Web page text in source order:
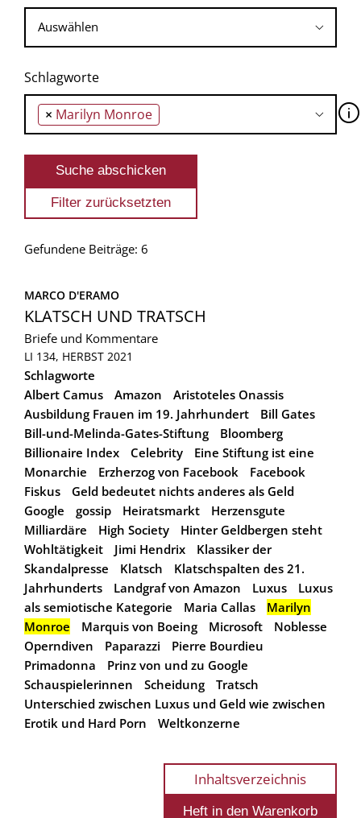
Schlagworte
× Marilyn Monroe 🛈
Gefundene Beiträge: 6
MARCO D'ERAMO
KLATSCH UND TRATSCH
Briefe und Kommentare
LI 134, HERBST 2021
Schlagworte
Albert Camus
Amazon
Aristoteles Onassis
Ausbildung Frauen im 19. Jahrhundert
Bill Gates
Bill-und-Melinda-Gates-Stiftung
Bloomberg
Billionaire Index
Celebrity
Eine Stiftung ist eine
Monarchie
Erzherzog von Facebook
Facebook
Fiskus
Geld bedeutet nichts anderes als Geld
Google
gossip Heiratsmarkt
Herzensgute
Milliardäre
High Society
Hinter Geldbergen steht
Wohltätigkeit
Jimi Hendrix
Klassiker der
Skandalpresse
Klatsch
Klatschspalten des 21.
Jahrhunderts
Landgraf von Amazon Luxus
Luxus
als semiotische Kategorie
Maria Callas
Marilyn
Monroe
Marquis von Boeing Microsoft
Noblesse
Operndiven
Paparazzi
Pierre Bourdieu
Primadonna
Prinz von und zu Google
Schauspielerinnen
Scheidung
Tratsch
Unterschied zwischen Luxus und Geld wie zwischen
Erotik und Hard Porn
Weltkonzerne
Inhaltsverzeichnis